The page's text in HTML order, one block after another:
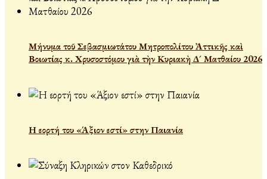
Μήνυμα τοῦ Σεβασμιωτάτου Μητροπολίτου Ἀττικῆς καὶ
Βοιωτίας κ. Χρυσοστόμου γιὰ τὴν Κυριακὴ Δ´ Ματθαίου 2026
Η εορτή του «Άξιον εστί» στην Παιανία